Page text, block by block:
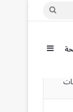
بحث
إضافة عمود